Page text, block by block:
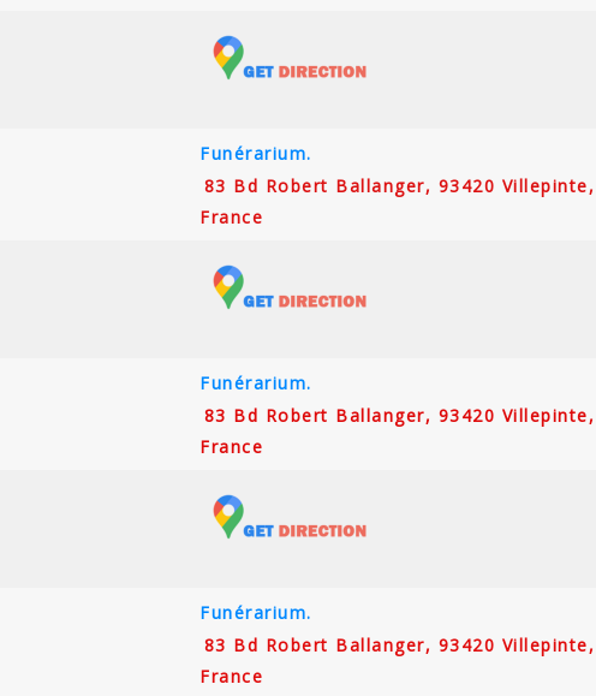
Funérarium.
83 Bd Robert Ballanger, 93420 Villepinte,
France
Funérarium.
83 Bd Robert Ballanger, 93420 Villepinte,
France
Funérarium.
83 Bd Robert Ballanger, 93420 Villepinte,
France